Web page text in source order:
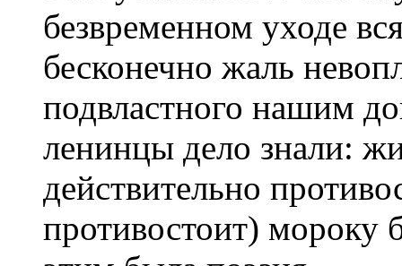
безвременном уходе
бесконечно жаль
подвластного нашим
ленинцы дело знали:
действительно
противостоит) мороку